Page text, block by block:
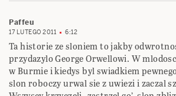
Paffeu
17 LUTEGO 2011 6:12
Ta historie ze sloniem to jakby
przydazylo George Orwellowi. W
w Burmie i kiedys byl swiadkiem
slon roboczy urwal sie z uwiezi i zaczal